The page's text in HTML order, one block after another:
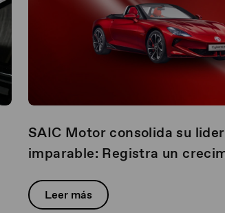
SAIC Motor consolida su
imparable: Registra un
Leer más